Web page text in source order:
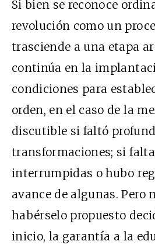
Si bien se reconoce
revolución como un
trasciende a una etapa
continúa en la
condiciones para
orden, en el caso de la
discutible si faltó
transformaciones; si
interrumpidas o hubo
avance de algunas. Pero
habérselo propuesto
inicio, la garantía a la